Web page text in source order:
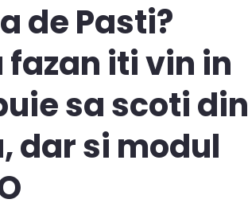
de Pasti?
iti vin in
sa scoti din
dar si modul